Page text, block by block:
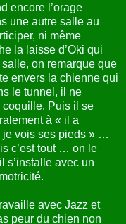
encore l’orage
une autre salle au
ni même
la laisse d’Oki qui
on remarque que
envers la chienne qui
le tunnel, il ne
coquille. Puis il se
à « il a
je vois ses pieds » …
c’est tout … on le
s’installe avec un
avec Jazz et
peur du chien non